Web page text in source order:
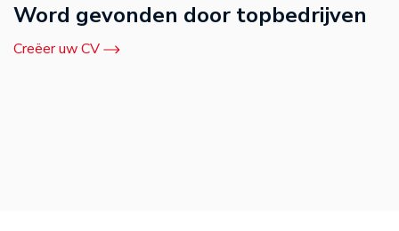
Word gevonden door topbedrijven
Creëer uw CV